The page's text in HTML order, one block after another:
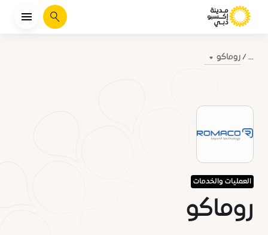
يبحث
... روماكو
العمليات والخدمات
روماكو